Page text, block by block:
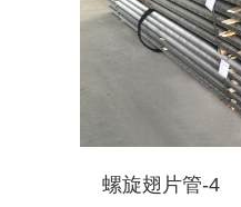
螺旋翅片管-4